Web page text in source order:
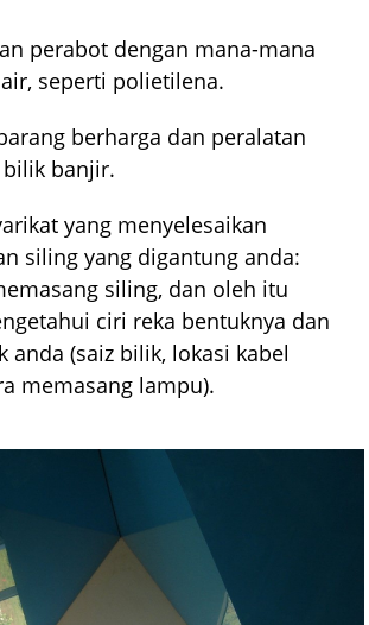
perabot dengan mana-mana
seperti polietilena.
berharga dan peralatan
banjir.
yang menyelesaikan
siling yang digantung anda:
siling, dan oleh itu
ciri reka bentuknya dan
anda (saiz bilik, lokasi kabel
memasang lampu).